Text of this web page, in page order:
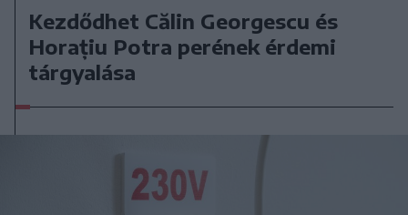
Kezdődhet Călin Georgescu és
Horațiu Potra perének érdemi
tárgyalása